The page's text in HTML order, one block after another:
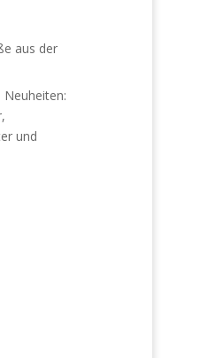
aus der
Neuheiten:
und